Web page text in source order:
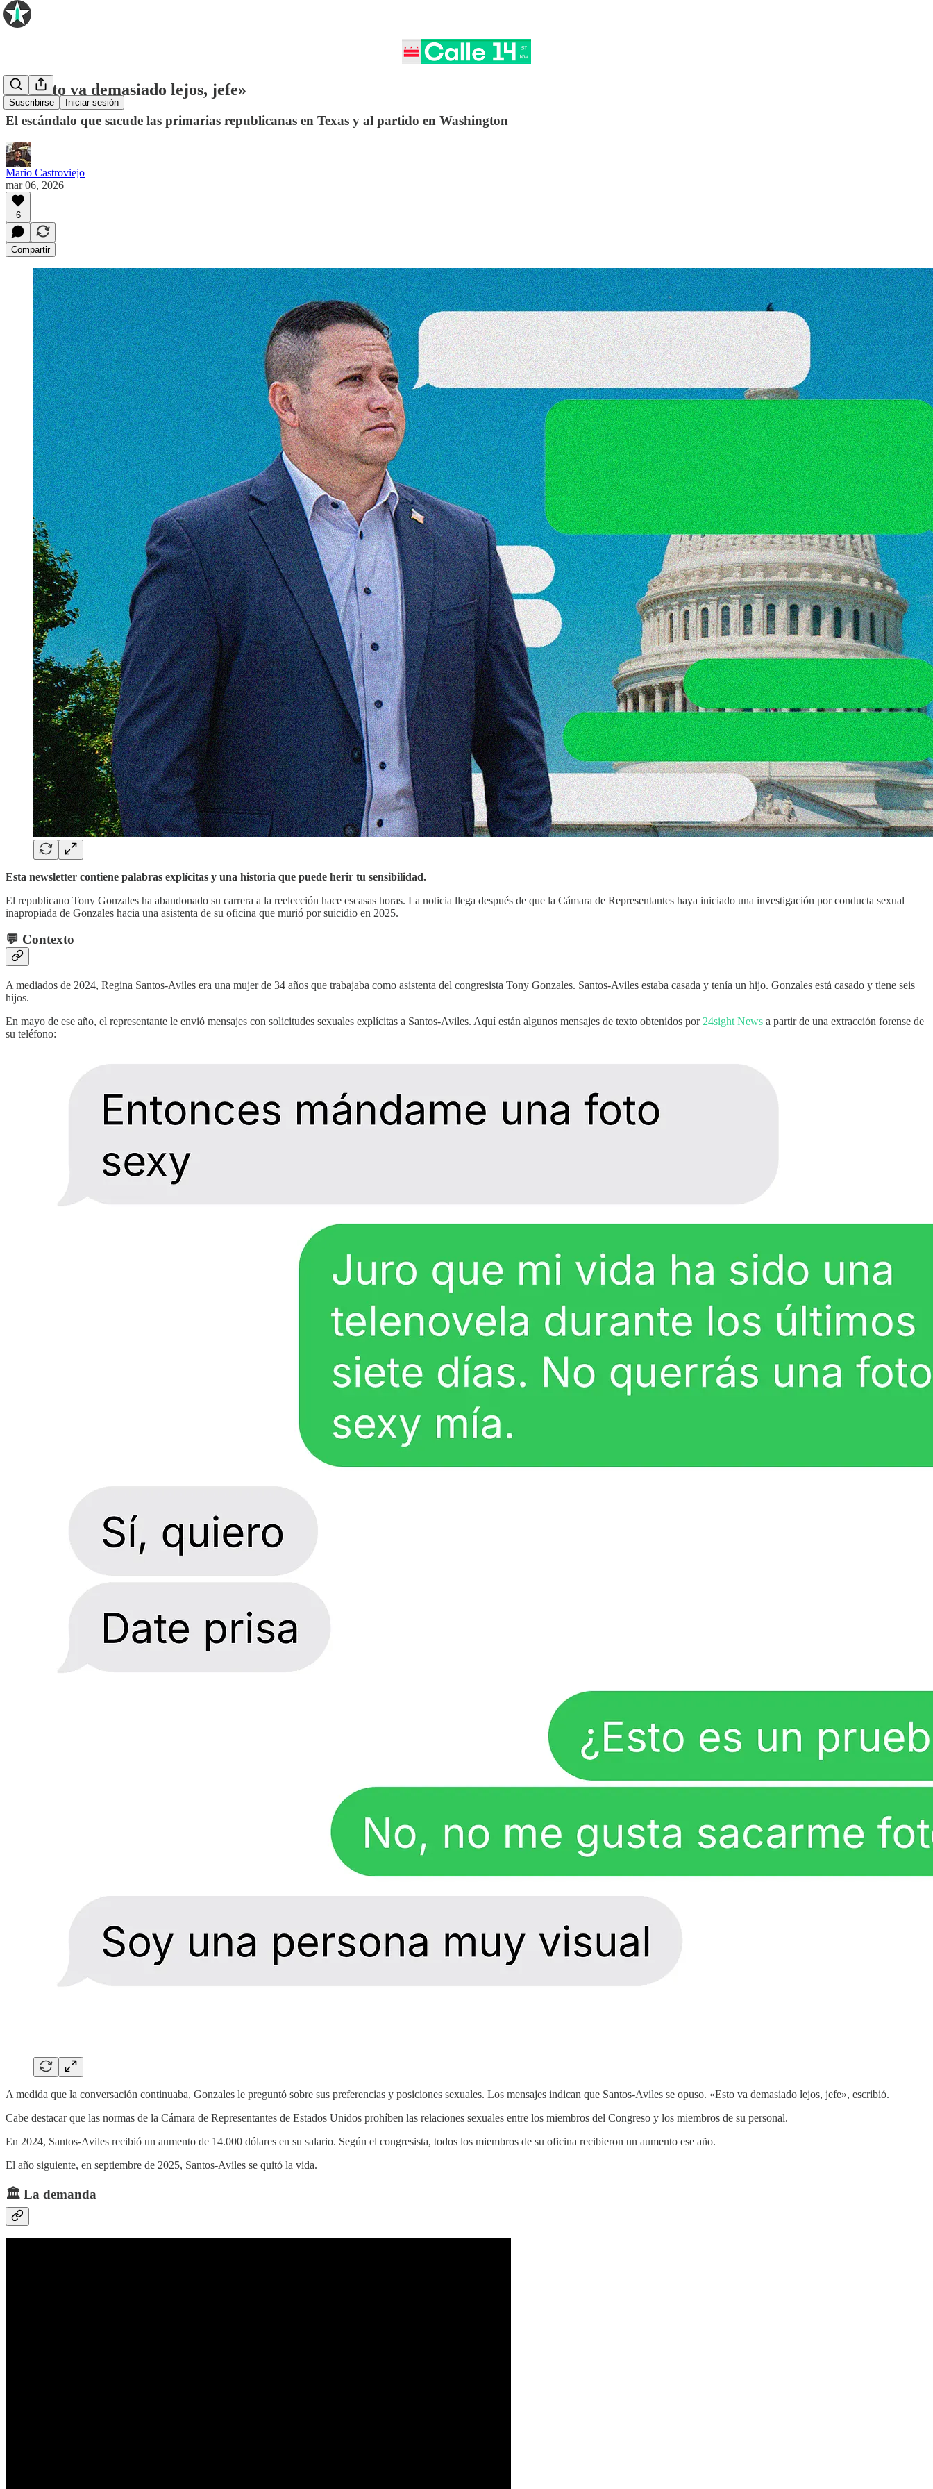
Suscribirse Iniciar sesión
💬 «Esto va demasiado lejos, jefe»
El escándalo que sacude las primarias republicanas en Texas y al partido en Washington
Mario Castroviejo
mar 06, 2026
6
Compartir
Esta newsletter contiene palabras explícitas y una historia que puede herir tu sensibilidad.
El republicano Tony Gonzales ha abandonado su carrera a la reelección hace escasas horas. La noticia llega después de que la Cámara de Representantes haya iniciado una investigación por conducta sexual
inapropiada de Gonzales hacia una asistenta de su oficina que murió por suicidio en 2025.
💬 Contexto
A mediados de 2024, Regina Santos-Aviles era una mujer de 34 años que trabajaba como asistenta del congresista Tony Gonzales. Santos-Aviles estaba casada y tenía un hijo. Gonzales está casado y tiene seis
hijos.
En mayo de ese año, el representante le envió mensajes con solicitudes sexuales explícitas a Santos-Aviles. Aquí están algunos mensajes de texto obtenidos por 24sight News a partir de una extracción forense de
su teléfono:
A medida que la conversación continuaba, Gonzales le preguntó sobre sus preferencias y posiciones sexuales. Los mensajes indican que Santos-Aviles se opuso. «Esto va demasiado lejos, jefe», escribió.
Cabe destacar que las normas de la Cámara de Representantes de Estados Unidos prohíben las relaciones sexuales entre los miembros del Congreso y los miembros de su personal.
En 2024, Santos-Aviles recibió un aumento de 14.000 dólares en su salario. Según el congresista, todos los miembros de su oficina recibieron un aumento ese año.
El año siguiente, en septiembre de 2025, Santos-Aviles se quitó la vida.
🏛️ La demanda